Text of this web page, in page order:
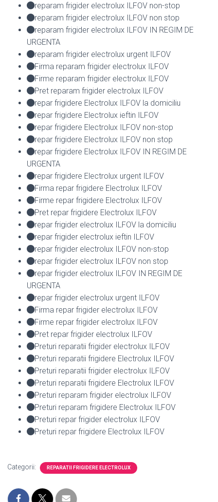
reparam frigider electrolux ILFOV non-stop
reparam frigider electrolux ILFOV non stop
reparam frigider electrolux ILFOV IN REGIM DE
URGENTA
reparam frigider electrolux urgent ILFOV
Firma reparam frigider electrolux ILFOV
Firme reparam frigider electrolux ILFOV
Pret reparam frigider electrolux ILFOV
repar frigidere Electrolux ILFOV la domiciliu
repar frigidere Electrolux ieftin ILFOV
repar frigidere Electrolux ILFOV non-stop
repar frigidere Electrolux ILFOV non stop
repar frigidere Electrolux ILFOV IN REGIM DE
URGENTA
repar frigidere Electrolux urgent ILFOV
Firma repar frigidere Electrolux ILFOV
Firme repar frigidere Electrolux ILFOV
Pret repar frigidere Electrolux ILFOV
repar frigider electrolux ILFOV la domiciliu
repar frigider electrolux ieftin ILFOV
repar frigider electrolux ILFOV non-stop
repar frigider electrolux ILFOV non stop
repar frigider electrolux ILFOV IN REGIM DE
URGENTA
repar frigider electrolux urgent ILFOV
Firma repar frigider electrolux ILFOV
Firme repar frigider electrolux ILFOV
Pret repar frigider electrolux ILFOV
Preturi reparatii frigider electrolux ILFOV
Preturi reparatii frigidere Electrolux ILFOV
Preturi reparatii frigider electrolux ILFOV
Preturi reparatii frigidere Electrolux ILFOV
Preturi reparam frigider electrolux ILFOV
Preturi reparam frigidere Electrolux ILFOV
Preturi repar frigider electrolux ILFOV
Preturi repar frigidere Electrolux ILFOV
Categorii: REPARATII FRIGIDERE ELECTROLUX